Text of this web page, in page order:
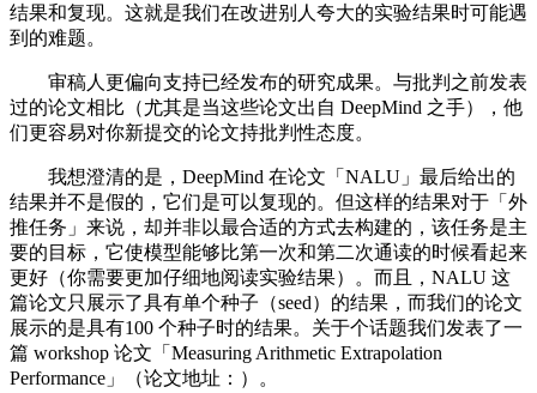
结果和复现。这就是我们在改进别人夸大的实验结果时可能遇
到的难题。
审稿人更偏向支持已经发布的研究成果。与批判之前发表
过的论文相比（尤其是当这些论文出自 DeepMind 之手），他
们更容易对你新提交的论文持批判性态度。
我想澄清的是，DeepMind 在论文「NALU」最后给出的
结果并不是假的，它们是可以复现的。但这样的结果对于「外
推任务」来说，却并非以最合适的方式去构建的，该任务是主
要的目标，它使模型能够比第一次和第二次通读的时候看起来
更好（你需要更加仔细地阅读实验结果）。而且，NALU 这
篇论文只展示了具有单个种子（seed）的结果，而我们的论文
展示的是具有100 个种子时的结果。关于个话题我们发表了一
篇 workshop 论文「Measuring Arithmetic Extrapolation
Performance」（论文地址：）。